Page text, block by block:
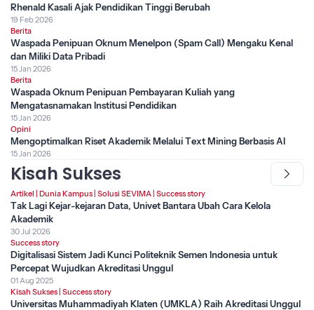
Rhenald Kasali Ajak Pendidikan Tinggi Berubah
19 Feb 2026
Berita
Waspada Penipuan Oknum Menelpon (Spam Call) Mengaku Kenal
dan Miliki Data Pribadi
15 Jan 2026
Berita
Waspada Oknum Penipuan Pembayaran Kuliah yang
Mengatasnamakan Institusi Pendidikan
15 Jan 2026
Opini
Mengoptimalkan Riset Akademik Melalui Text Mining Berbasis AI
15 Jan 2026
Kisah Sukses
Artikel | Dunia Kampus | Solusi SEVIMA | Success story
Tak Lagi Kejar-kejaran Data, Univet Bantara Ubah Cara Kelola
Akademik
30 Jul 2026
Success story
Digitalisasi Sistem Jadi Kunci Politeknik Semen Indonesia untuk
Percepat Wujudkan Akreditasi Unggul
01 Aug 2025
Kisah Sukses | Success story
Universitas Muhammadiyah Klaten (UMKLA) Raih Akreditasi Unggul